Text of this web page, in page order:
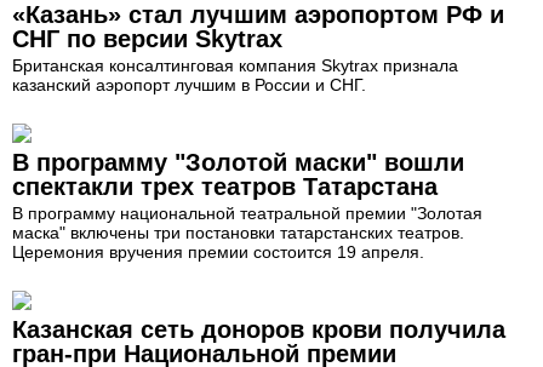
«Казань» стал лучшим аэропортом РФ и
СНГ по версии Skytrax
Британская консалтинговая компания Skytrax признала
казанский аэропорт лучшим в России и СНГ.
В программу "Золотой маски" вошли
спектакли трех театров Татарстана
В программу национальной театральной премии "Золотая
маска" включены три постановки татарстанских театров.
Церемония вручения премии состоится 19 апреля.
Казанская сеть доноров крови получила
гран-при Национальной премии